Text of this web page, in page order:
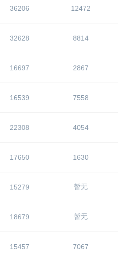
36206 12472
32628 8814
16697 2867
16539 7558
22308 4054
17650 1630
15279 暂无
18679 暂无
15457 7067